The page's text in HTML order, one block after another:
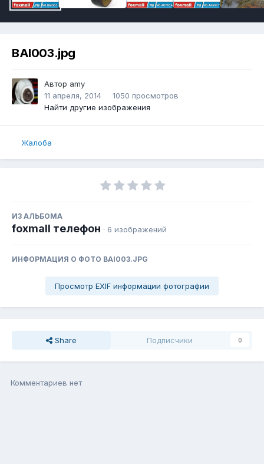
BAI003.jpg
Автор amy
11 апреля, 2014
1050 просмотров
Найти другие изображения
Жалоба
ИЗ АЛЬБОМА
foxmall телефон · 6 изображений
ИНФОРМАЦИЯ О ФОТО BAI003.JPG
Просмотр EXIF информации фотографии
Share Подписчики 0
Комментариев нет